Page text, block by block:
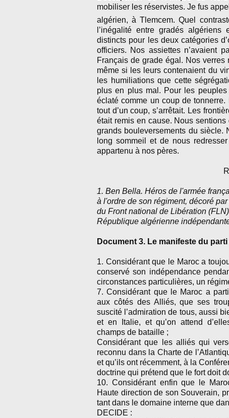
mobiliser les réservistes. Je fus
algérien, à Tlemcem. Quel
l’inégalité entre gradés
distincts pour les deux catégories
officiers. Nos assiettes n’avaient
Français de grade égal. Nos verres
même si les leurs contenaient du
les humiliations que cette
plus en plus mal. Pour les
éclaté comme un coup de
tout d’un coup, s’arrêtait. Les
était remis en cause. Nous sentions
grands bouleversements du siècle.
long sommeil et de nous
appartenu à nos pères.
1. Ben Bella. Héros de l'armée
à l'ordre de son régiment, décoré
du Front national de Libération
République algérienne
Document 3. Le manifeste du
1. Considérant que le Maroc a
conservé son indépendance
circonstances particulières, un
7. Considérant que le Maroc a
aux côtés des Alliés, que ses
suscité l’admiration de tous, aussi
et en Italie, et qu’on attend
champs de bataille ;
Considérant que les alliés qui
reconnu dans la Charte de
et qu’ils ont récemment, à la
doctrine qui prétend que le fort doit
10. Considérant enfin que le
Haute direction de son Souverain,
tant dans le domaine interne que
DECIDE :